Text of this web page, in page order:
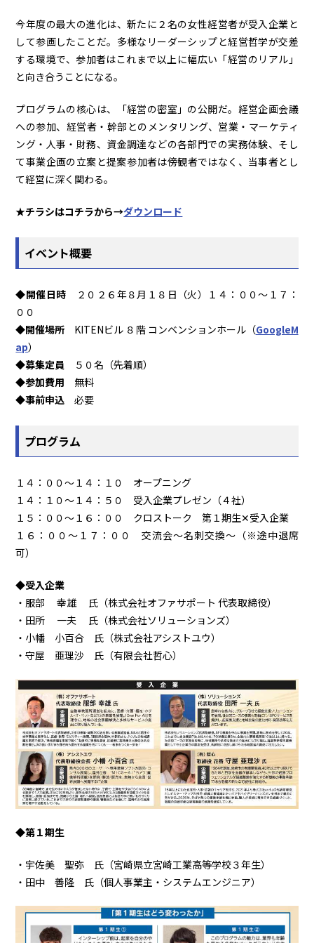
今年度の最大の進化は、新たに２名の女性経営者が受入企業と
して参画したことだ。多様なリーダーシップと経営哲学が交差
する環境で、参加者はこれまで以上に幅広い「経営のリアル」
と向き合うことになる。
プログラムの核心は、「経営の密室」の公開だ。経営企画会議
への参加、経営者・幹部とのメンタリング、営業・マーケティ
ング・人事・財務、資金調達などの各部門での実務体験、そし
て事業企画の立案と提案――参加者は傍観者ではなく、当事者とし
て経営に深く関わる。
★チラシはコチラから→ダウンロード
イベント概要
◆開催日時 ２０２６年８月１８日（火）１４：００～１７：
００
◆開催場所 KITENビル ８階 コンベンションホール（GoogleM
ap）
◆募集定員 ５０名（先着順）
◆参加費用 無料
◆事前申込 必要
プログラム
１４：００～１４：１０ オープニング
１４：１０～１４：５０ 受入企業プレゼン（４社）
１５：００～１６：００ クロストーク 第１期生✕受入企業
１６：００～１７：００ 交流会～名刺交換～（※途中退席
可）
◆受入企業
・服部 幸雄 氏（株式会社オファサポート 代表取締役）
・田所 一夫 氏（株式会社ソリューションズ）
・小幡 小百合 氏（株式会社アシストユウ）
・守屋 亜理沙 氏（有限会社哲心）
◆第１期生
・宇佐美 聖弥 氏（宮崎県立宮崎工業高等学校３年生）
・田中 善隆 氏（個人事業主・システムエンジニア）